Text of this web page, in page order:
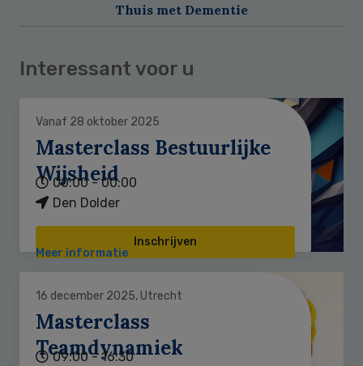
Thuis met Dementie
Interessant voor u
Vanaf 28 oktober 2025
Masterclass Bestuurlijke
Wijsheid
00:00 - 00:00
Den Dolder
Inschrijven
Meer informatie
16 december 2025, Utrecht
Masterclass
Teamdynamiek
09:00 - 16:30